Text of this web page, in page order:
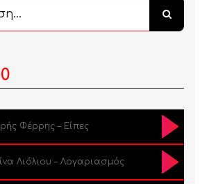
Φέρρης – Είπες
Λιόλιου – Λογαριασμός